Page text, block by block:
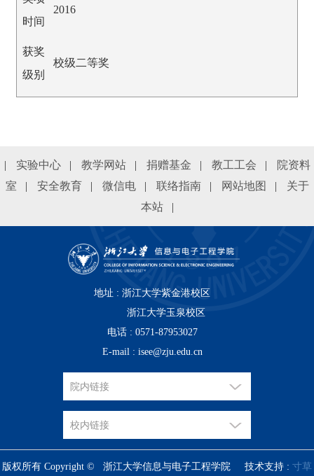
时间
2016
获奖
级别
校级二等奖
| 实验中心 | 教学网站 | 捐赠基金 | 教工工会 |
院资料
室
| 安全教育 | 微信电 | 联络指南 | 网站地图 |
关于
本站
|
地址 : 浙江大学紫金港校区
浙江大学玉泉校区
电话 : 0571-87953027
E-mail : isee@zju.edu.cn
版权所有 Copyright © 浙江大学信息与电子工程学院 技术支持 : 寸草